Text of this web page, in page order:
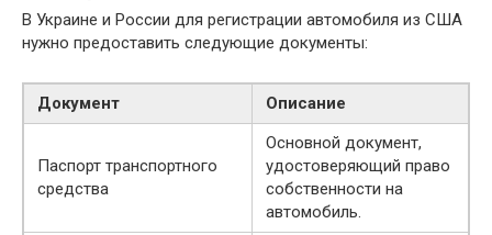
В Украине и России для регистрации автомобиля из США
нужно предоставить следующие документы:
Документ Описание
Паспорт транспортного
средства
Основной документ,
удостоверяющий право
собственности на
автомобиль.